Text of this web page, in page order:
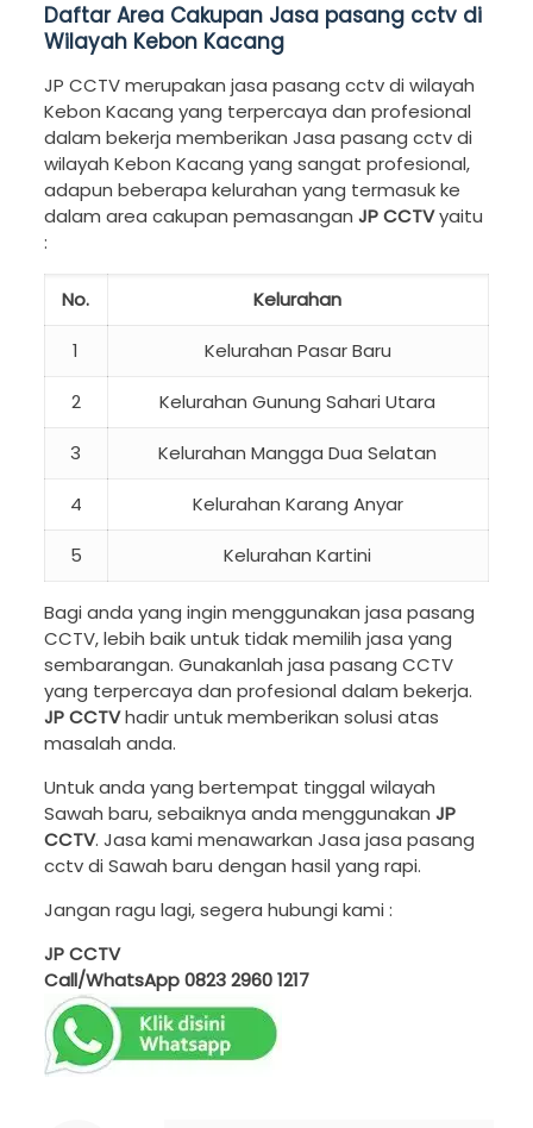
Daftar Area Cakupan Jasa pasang cctv di
Wilayah Kebon Kacang
JP CCTV merupakan jasa pasang cctv di wilayah
Kebon Kacang yang terpercaya dan profesional
dalam bekerja memberikan Jasa pasang cctv di
wilayah Kebon Kacang yang sangat profesional,
adapun beberapa kelurahan yang termasuk ke
dalam area cakupan pemasangan JP CCTVyaitu
:
No. Kelurahan
1 Kelurahan Pasar Baru
2 Kelurahan Gunung Sahari Utara
3 Kelurahan Mangga Dua Selatan
4 Kelurahan Karang Anyar
5 Kelurahan Kartini
Bagi anda yang ingin menggunakan jasa pasang
CCTV, lebih baik untuk tidak memilih jasa yang
sembarangan. Gunakanlah jasa pasang CCTV
yang terpercaya dan profesional dalam bekerja.
JP CCTVhadir untuk memberikan solusi atas
masalah anda.
Untuk anda yang bertempat tinggal wilayah
Sawah baru, sebaiknya anda menggunakan JP
CCTV. Jasa kami menawarkan Jasa jasa pasang
cctv di Sawah baru dengan hasil yang rapi.
Jangan ragu lagi, segera hubungi kami :
JP CCTV
Call/WhatsApp0823 2960 1217